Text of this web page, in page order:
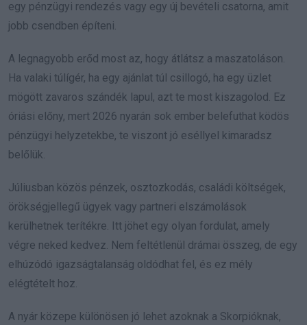
egy pénzügyi rendezés vagy egy új bevételi csatorna, amit
jobb csendben építeni.
A legnagyobb erőd most az, hogy átlátsz a maszatoláson.
Ha valaki túlígér, ha egy ajánlat túl csillogó, ha egy üzlet
mögött zavaros szándék lapul, azt te most kiszagolod. Ez
óriási előny, mert 2026 nyarán sok ember belefuthat ködös
pénzügyi helyzetekbe, te viszont jó eséllyel kimaradsz
belőlük.
Júliusban közös pénzek, osztozkodás, családi költségek,
örökségjellegű ügyek vagy partneri elszámolások
kerülhetnek terítékre. Itt jöhet egy olyan fordulat, amely
végre neked kedvez. Nem feltétlenül drámai összeg, de egy
elhúzódó igazságtalanság oldódhat fel, és ez mély
elégtételt hoz.
A nyár közepe különösen jó lehet azoknak a Skorpióknak,